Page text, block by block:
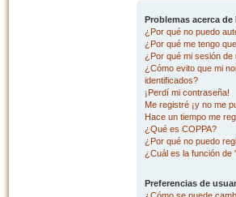
Problemas acerca
¿Por qué no puedo
¿Por qué me tengo
¿Por qué mi sesión
¿Cómo evito que mi
identificados?
¡Perdí mi contraseña!
Me registré ¡y no me
Hace un tiempo me
¿Qué es COPPA?
¿Por qué no puedo
¿Cuál es la función de
Preferencias de